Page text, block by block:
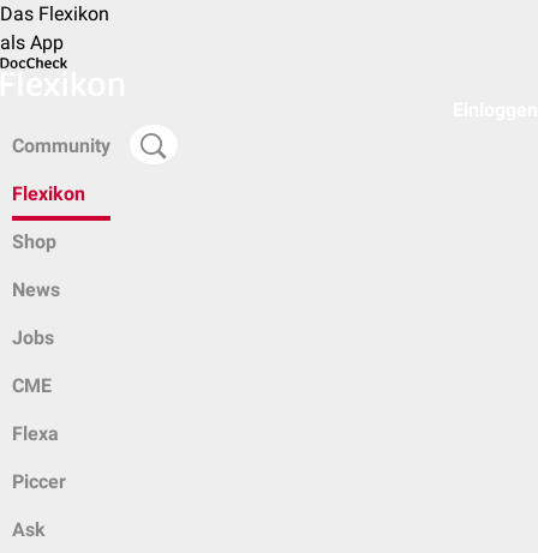
Das Flexikon
als App
Community
Flexikon
Shop
News
Jobs
CME
Flexa
Piccer
Ask